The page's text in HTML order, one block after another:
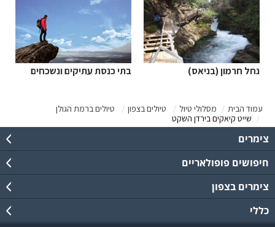
עמוד הבית מסלולי טיול טיולים בצפון
טיולים ברמת הגולן
שייט קיאקים בירדן השקט
נחל חרמון (בניאס) בתי כנסת עתיקים ונשכחים
צימרים
חיפושים פופולאריים
צימרים בצפון
כללי